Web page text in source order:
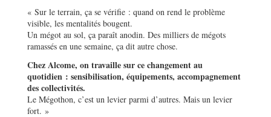
« Sur le terrain, ça se vérifie : quand on rend le problème
visible, les mentalités bougent.
Un mégot au sol, ça paraît anodin. Des milliers de mégots
ramassés en une semaine, ça dit autre chose.
Chez Alcome, on travaille sur ce changement au
quotidien : sensibilisation, équipements, accompagnement
des collectivités.
Le Mégothon, c’est un levier parmi d’autres. Mais un levier
fort. »